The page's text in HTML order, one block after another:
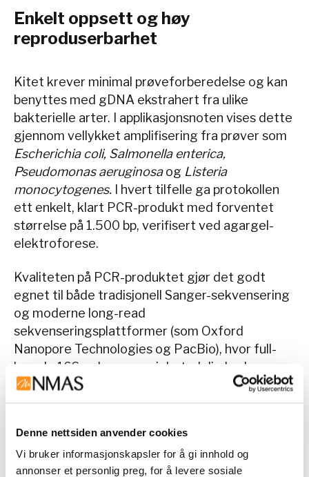
Denne nettsiden anvender cookies
Vi bruker informasjonskapsler for å gi innhold og
annonser et personlig preg, for å levere sosiale
Enkelt oppsett og høy
reproduserbarhet
Kitet krever minimal prøveforberedelse og kan
benyttes med gDNA ekstrahert fra ulike
bakterielle arter. I applikasjonsnoten vises dette
gjennom vellykket amplifisering fra prøver som
Escherichia coli, Salmonella enterica,
Pseudomonas aeruginosaog Listeria
monocytogenes. I hvert tilfelle ga protokollen
ett enkelt, klart PCR-produkt med forventet
størrelse på 1.500 bp, verifisert ved agargel-
elektroforese.
Kvaliteten på PCR-produktet gjør det godt
egnet til både tradisjonell Sanger-sekvensering
og moderne long-read
sekvenseringsplattformer (som Oxford
Nanopore Technologies og PacBio), hvor full-
lengde 16S-sekvenser gir betydelig bedre
taksonomisk oppløsning.
Dette kitet passer spesielt godt for